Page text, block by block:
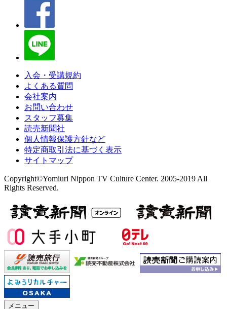
入会・受講規約
よくある質問
会社案内
お問い合わせ
スタッフ募集
読売新聞社
個人情報保護方針など
特定商取引法に基づく表示
サイトマップ
Copyright©Yomiuri Nippon TV Culture Center. 2005-2019 All
Rights Reserved.
メニュー